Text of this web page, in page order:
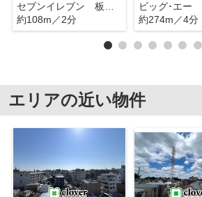
セブンイレブン 板橋氷川町
約108m／2分
約274m／4分
エリアの近い物件